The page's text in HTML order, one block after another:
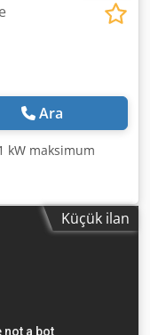
Ara
kW maksimum
Küçük ilan